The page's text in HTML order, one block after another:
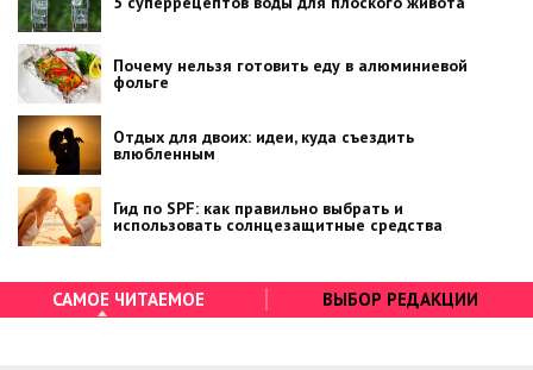
Почему нельзя готовить еду в алюминиевой
фольге
Отдых для двоих: идеи, куда съездить
влюбленным
Гид по SPF: как правильно выбрать и
использовать солнцезащитные средства
САМОЕ ЧИТАЕМОЕ ВЫБОР РЕДАКЦИИ